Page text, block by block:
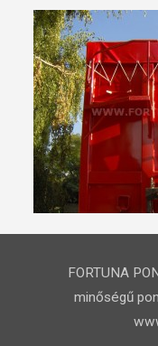
FORTUNA
minőségű